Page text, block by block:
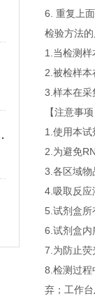
性和可靠性
6. 重复上
检验方法
1.当检测
2.被检样
3.样本在采
【注意事
1.使用本
2.为避免
3.各区域物
4.吸取反应
5.试剂盒所
6.试剂盒内
7.为防止荧
8.检测过程
弃；工作